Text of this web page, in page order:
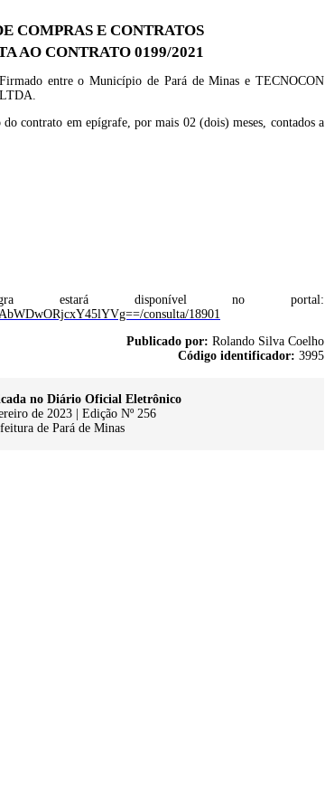
COMPRAS E CONTRATOS
AO CONTRATO 0199/2021
entre o Município de Pará de Minas e TECNOCON
contrato em epígrafe, por mais 02 (dois) meses, contados a
disponível no portal:
consulta/18901
Publicado por: Rolando Silva Coelho
Código identificador: 3995
no Diário Oficial Eletrônico
de 2023 | Edição Nº 256
de Pará de Minas